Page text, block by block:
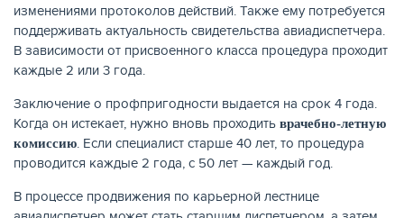
изменениями протоколов действий. Также ему потребуется
поддерживать актуальность свидетельства авиадиспетчера.
В зависимости от присвоенного класса процедура проходит
каждые 2 или 3 года.
Заключение о профпригодности выдается на срок 4 года.
Когда он истекает, нужно вновь проходить врачебно-летную
комиссию. Если специалист старше 40 лет, то процедура
проводится каждые 2 года, с 50 лет — каждый год.
В процессе продвижения по карьерной лестнице